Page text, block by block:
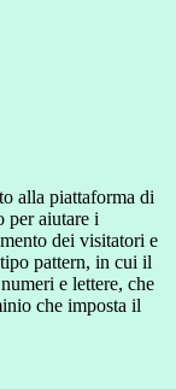
alla piattaforma di
per aiutare i
dei visitatori e
pattern, in cui il
e lettere, che
che imposta il